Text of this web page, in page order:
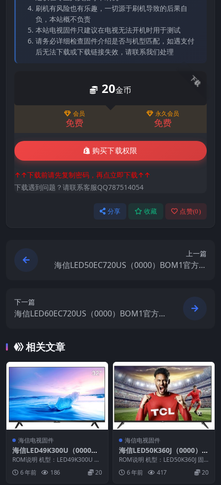
刷机有风险也有乐趣，一切源于刷机导致的后果自
负，本站概不负责
本站电视固件只建议在电视无法开机时用于测试
请务必详细检查固件介绍是否与机型匹配，如遇支付
后无法下载或下载链接失效，请联系我们处理
下载
20金币
会员
免费
永久会员
免费
购买下载权限
↑↑下载前请先复制密码，再点立即下载↑↑
下载遇到问题？请联系客服QQ787514054
分享 收藏 点赞(0)
上一篇
海信LED50EC720US（0000）BOM1官方原
下一篇
海信LED60EC720US（0000）BOM1官方原
相关文章
海信电视固件
海信LED49K300U（0000）
BOM1_C006_20160513官方
原厂USB刷机电视固件包
ROM说明 机型：LED49K300U 固
件版本：（0000） BOM：1 海
信...6 年前 186 20
海信电视固件
海信LED50K360J（0000）B
OM1官方原厂USB刷机电视
固件包
ROM说明 机型：LED50K360J 固
件版本：（0000） BOM：1 海
信...6 年前 417 20